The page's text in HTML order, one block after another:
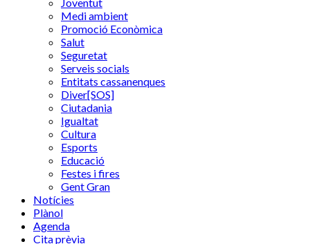
Medi ambient
Promoció Econòmica
Salut
Seguretat
Serveis socials
Entitats cassanenques
Diver[SOS]
Ciutadania
Igualtat
Cultura
Esports
Educació
Festes i fires
Gent Gran
Notícies
Plànol
Agenda
Cita prèvia